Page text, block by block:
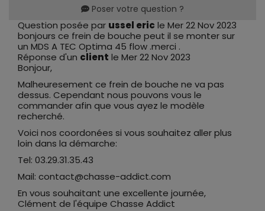
Poser votre question ?
Question posée par ussel eric le Mer 22 Nov 2023
bonjours ce frein de bouche peut il se monter sur
un MDS A TEC Optima 45 flow .merci .
Réponse d'un client le Mer 22 Nov 2023
Bonjour,
Malheuresement ce frein de bouche ne va pas
dessus. Cependant nous pouvons vous le
commander afin que vous ayez le modèle
recherché.
Voici nos coordonées si vous souhaitez aller plus
loin dans la démarche:
Tel: 03.29.31.35.43
Mail: contact@chasse-addict.com
En vous souhaitant une excellente journée,
Clément de l'équipe Chasse Addict